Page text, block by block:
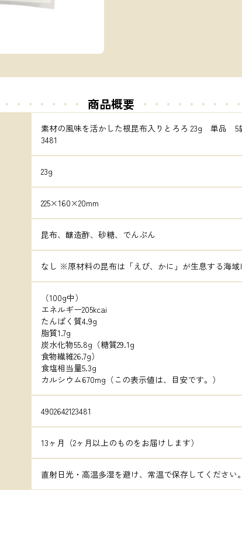
・・・・・・ 商品概要 ・・・・・ ・・・
素材の風味を活かした根昆布入りとろろ 23g　単品
3481
23g
225×160×20mm
昆布、醸造酢、砂糖、でんぷん
なし ※原材料の昆布は「えび、かに」が生息する海
（100g中）
エネルギー205kcai
たんぱく質4.9g
脂質1.7g
炭水化物55.8g（糖質29.1g
食物繊維26.7g）
食塩相当量5.3g
カルシウム670mg（この表示値は、目安です。）
4902642123481
13ヶ月（2ヶ月以上のものをお届けします）
直射日光・高温多湿を避け、常温で保存してください